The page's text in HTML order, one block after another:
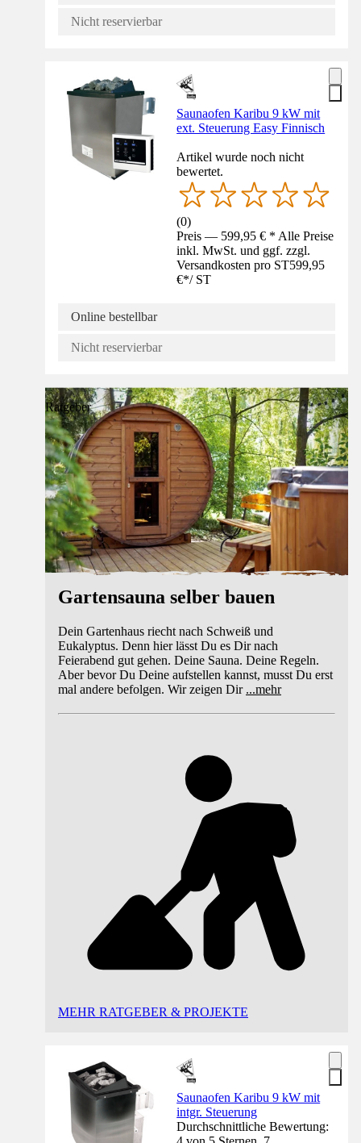
Nicht reservierbar
Saunaofen Karibu 9 kW mit
ext. Steuerung Easy Finnisch
Artikel wurde noch nicht
bewertet.
(0)
Preis — 599,95 € * Alle Preise
inkl. MwSt. und ggf. zzgl.
Versandkosten pro ST599,95
€*/ ST
Online bestellbar
Nicht reservierbar
Ratgeber
Gartensauna selber bauen
Dein Gartenhaus riecht nach Schweiß und
Eukalyptus. Denn hier lässt Du es Dir nach
Feierabend gut gehen. Deine Sauna. Deine Regeln.
Aber bevor Du Deine aufstellen kannst, musst Du erst
mal andere befolgen. Wir zeigen Dir ...mehr
MEHR RATGEBER & PROJEKTE
Saunaofen Karibu 9 kW mit
intgr. Steuerung
Durchschnittliche Bewertung: